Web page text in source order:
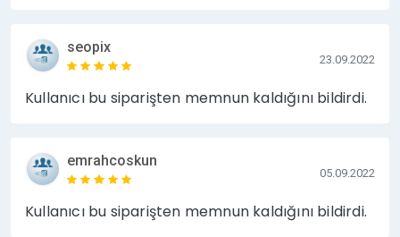
seopix
23.09.2022
Kullanıcı bu siparişten memnun kaldığını bildirdi.
emrahcoskun
05.09.2022
Kullanıcı bu siparişten memnun kaldığını bildirdi.